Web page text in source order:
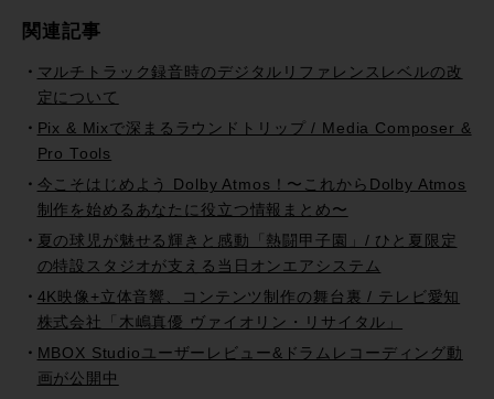
関連記事
マルチトラック録音時のデジタルリファレンスレベルの改
定について
Pix & Mixで深まるラウンドトリップ / Media Composer &
Pro Tools
今こそはじめよう Dolby Atmos！〜これからDolby Atmos
制作を始めるあなたに役立つ情報まとめ〜
夏の球児が魅せる輝きと感動「熱闘甲子園」/ ひと夏限定
の特設スタジオが支える当日オンエアシステム
4K映像+立体音響、コンテンツ制作の舞台裏 / テレビ愛知
株式会社「木嶋真優 ヴァイオリン・リサイタル」
MBOX Studioユーザーレビュー&ドラムレコーディング動
画が公開中